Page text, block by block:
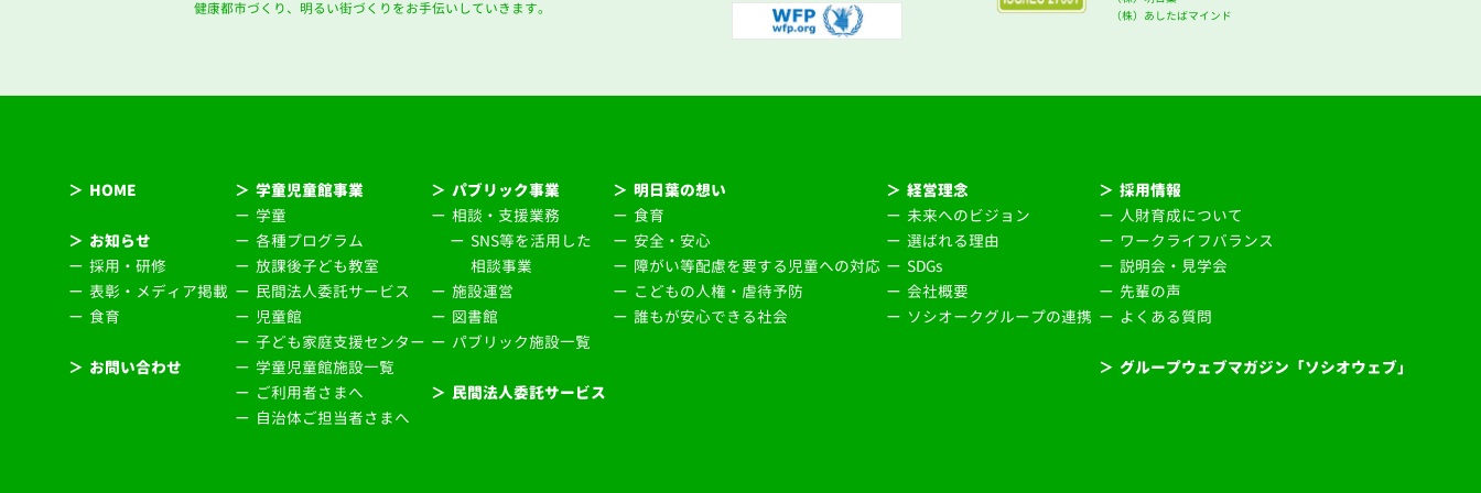
健康都市づくり、明るい街づくりをお手伝いしていきます。
（株）あしたばマインド
＞ HOME
＞ お知らせ
ー 採用・研修
ー 表彰・メディア掲載
ー 食育
＞ お問い合わせ
＞ 学童児童館事業
ー 学童
ー 各種プログラム
ー 放課後子ども教室
ー 民間法人委託サービス
ー 児童館
ー 子ども家庭支援センター
ー 学童児童館施設一覧
ー ご利用者さまへ
ー 自治体ご担当者さまへ
＞ パブリック事業
ー 相談・支援業務
ー SNS等を活用した
相談事業
ー 施設運営
ー 図書館
ー パブリック施設一覧
＞ 民間法人委託サービス
＞ 明日葉の想い
ー 食育
ー 安全・安心
ー 障がい等配慮を要する児童への対応
ー こどもの人権・虐待予防
ー 誰もが安心できる社会
＞ 経営理念
ー 未来へのビジョン
ー 選ばれる理由
ー SDGs
ー 会社概要
ー ソシオークグループの連携
＞ 採用情報
ー 人財育成について
ー ワークライフバランス
ー 説明会・見学会
ー 先輩の声
ー よくある質問
＞ グループウェブマガジン「ソシオウェブ」